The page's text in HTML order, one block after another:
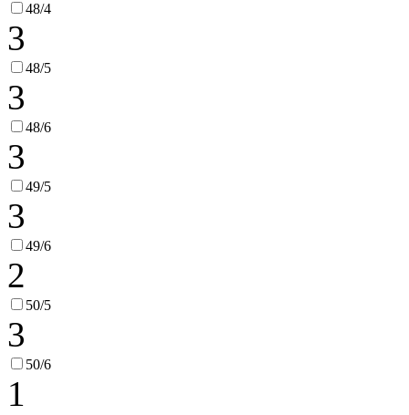
48/4
3
48/5
3
48/6
3
49/5
3
49/6
2
50/5
3
50/6
1